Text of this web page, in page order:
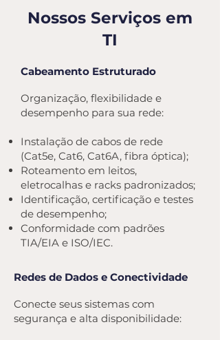
Nossos Serviços em
TI
Cabeamento Estruturado
Organização, flexibilidade e
desempenho para sua rede:
Instalação de cabos de rede
(Cat5e, Cat6, Cat6A, fibra óptica);
Roteamento em leitos,
eletrocalhas e racks padronizados;
Identificação, certificação e testes
de desempenho;
Conformidade com padrões
TIA/EIA e ISO/IEC.
Redes de Dados e Conectividade
Conecte seus sistemas com
segurança e alta disponibilidade: